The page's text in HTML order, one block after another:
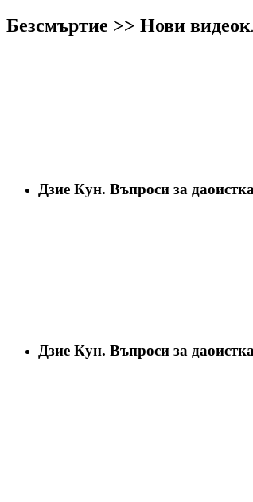
Безсмъртие >> Нови
Дзие Кун. Въпроси за
Дзие Кун. Въпроси за